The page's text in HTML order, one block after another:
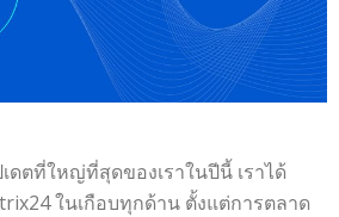
เดตที่ใหญ่ที่สุดของเราในปีนี้ เราได้
ในเกือบทุกด้าน ตั้งแต่การตลาด